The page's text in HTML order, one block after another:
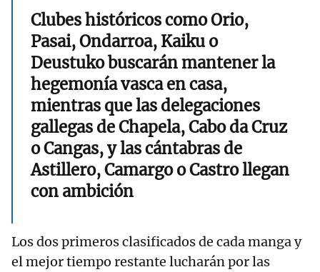
Clubes históricos como Orio,
Pasai, Ondarroa, Kaiku o
Deustuko buscarán mantener la
hegemonía vasca en casa,
mientras que las delegaciones
gallegas de Chapela, Cabo da Cruz
o Cangas, y las cántabras de
Astillero, Camargo o Castro llegan
con ambición
Los dos primeros clasificados de cada manga y
el mejor tiempo restante lucharán por las